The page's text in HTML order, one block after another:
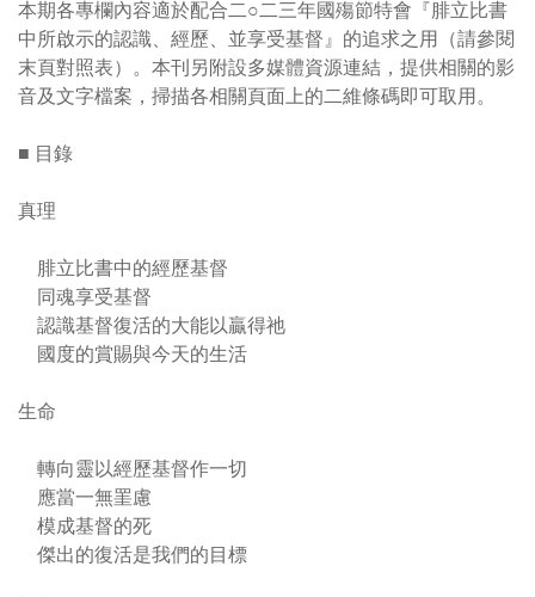
本期各專欄內容適於配合二○二三年國殤節特會『腓立比書
中所啟示的認識、經歷、並享受基督』的追求之用（請參閱
末頁對照表）。本刊另附設多媒體資源連結，提供相關的影
音及文字檔案，掃描各相關頁面上的二維條碼即可取用。
■ 目錄
真理
腓立比書中的經歷基督
同魂享受基督
認識基督復活的大能以贏得祂
國度的賞賜與今天的生活
生命
轉向靈以經歷基督作一切
應當一無罣慮
模成基督的死
傑出的復活是我們的目標